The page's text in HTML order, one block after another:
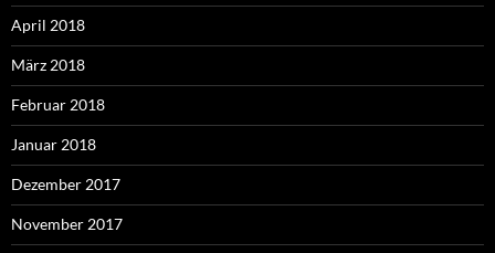
April 2018
März 2018
Februar 2018
Januar 2018
Dezember 2017
November 2017